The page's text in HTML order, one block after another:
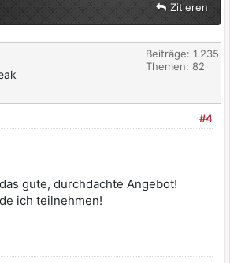
Zitieren
Beiträge: 1.235
Themen: 82
#4
gute, durchdachte Angebot!
ich teilnehmen!